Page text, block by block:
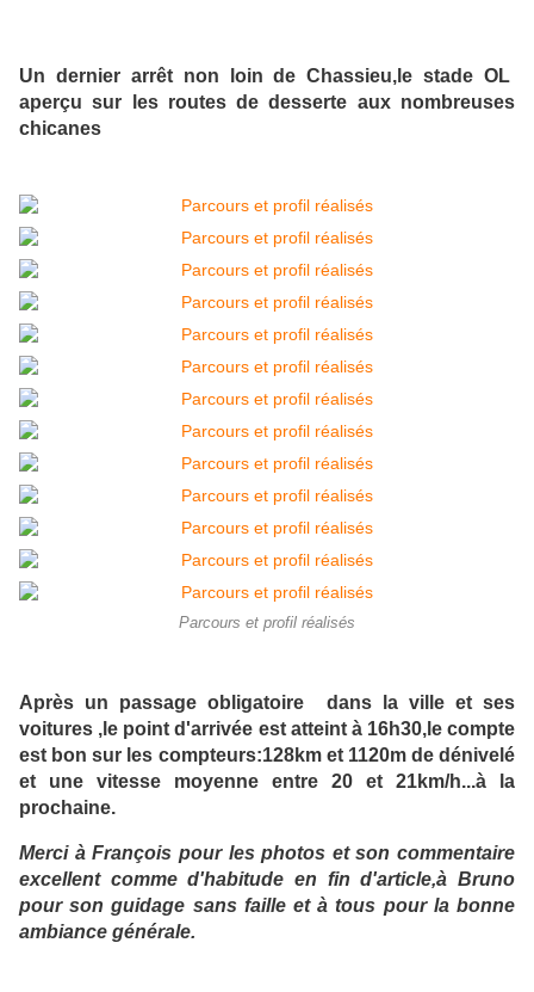
Un dernier arrêt non loin de Chassieu,le stade OL
aperçu sur les routes de desserte aux nombreuses
chicanes
Parcours et profil réalisés
Après un passage obligatoire dans la ville et ses
voitures ,le point d'arrivée est atteint à 16h30,le compte
est bon sur les compteurs:128km et 1120m de dénivelé
et une vitesse moyenne entre 20 et 21km/h...à la
prochaine.
Merci à François pour les photos et son commentaire
excellent comme d'habitude en fin d'article,à Bruno
pour son guidage sans faille et à tous pour la bonne
ambiance générale.